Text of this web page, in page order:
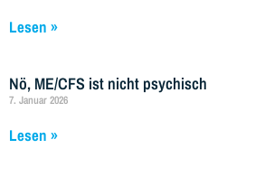
Lesen »
Nö, ME/CFS ist nicht psychisch
7. Januar 2026
Lesen »